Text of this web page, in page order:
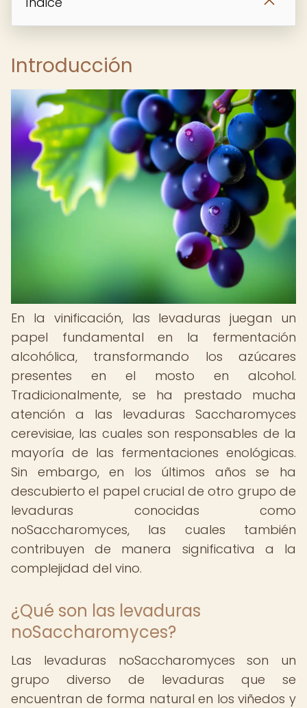
Introducción
En la vinificación, las levaduras juegan un
papel fundamental en la fermentación
alcohólica, transformando los azúcares
presentes en el mosto en alcohol.
Tradicionalmente, se ha prestado mucha
atención a las levaduras Saccharomyces
cerevisiae, las cuales son responsables de la
mayoría de las fermentaciones enológicas.
Sin embargo, en los últimos años se ha
descubierto el papel crucial de otro grupo de
levaduras conocidas como
noSaccharomyces, las cuales también
contribuyen de manera significativa a la
complejidad del vino.
¿Qué son las levaduras
noSaccharomyces?
Las levaduras noSaccharomyces son un
grupo diverso de levaduras que se
encuentran de forma natural en los viñedos y